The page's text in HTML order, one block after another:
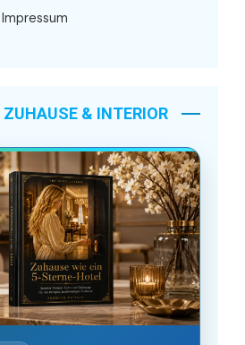
Impressum
& INTERIOR